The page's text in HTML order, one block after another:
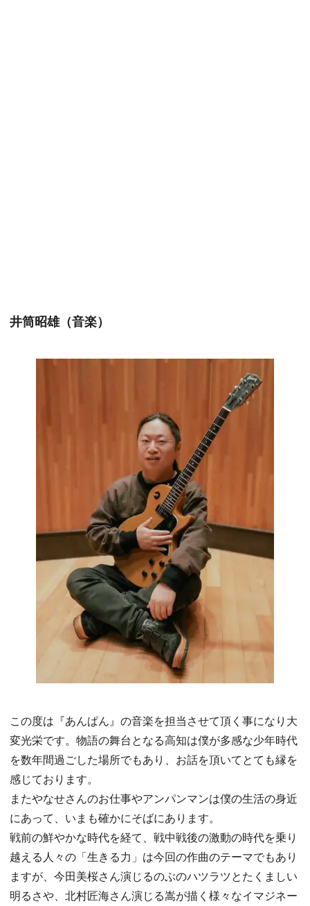
井筒昭雄（音楽）
この度は『あんぱん』の音楽を担当させて頂く事になり大
変光栄です。物語の舞台となる高知は僕が多感な少年時代
を数年間過ごした場所でもあり、お話を頂いてとても縁を
感じております。
またやなせさんのお仕事やアンパンマンは僕の生活の身近
にあって、いまも確かにそばにあります。
戦前の鮮やかな時代を経て、戦中戦後の激動の時代を乗り
越える人々の「生きる力」は今回の作曲のテーマでもあり
ますが、今田美桜さん演じるのぶのハツラツとたくましい
明るさや、北村匠海さん演じる嵩が描く様々なイマジネー